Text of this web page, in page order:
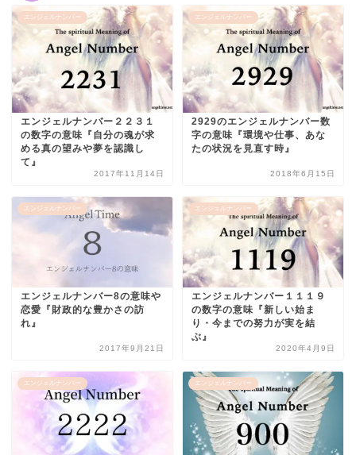
エンジェルナンバー
エンジェルナンバー２２３１
の数字の意味『自分の魂が求
める真の望みや夢を認識し
て』
2017年11月14日
エンジェルナンバー
2929のエンジェルナンバー数
字の意味『環境や仕事、あな
たの状況を見直す時』
2018年6月15日
エンジェルナンバー
エンジェルナンバー8の意味や
恋愛『財政的な豊かさの訪
れ』
2017年9月21日
エンジェルナンバー
エンジェルナンバー１１１９
の数字の意味『新しい始ま
り・今までの努力が実を結
ぶ』
2020年4月9日
エンジェルナンバー エンジェルナンバー